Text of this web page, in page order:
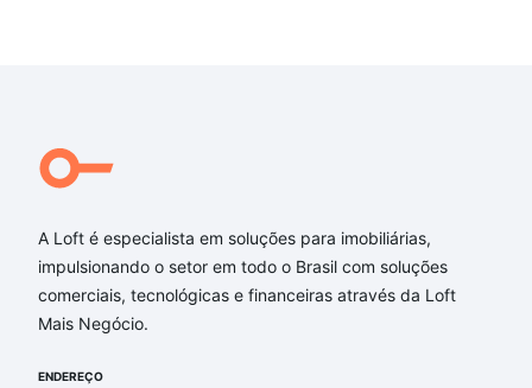
A Loft é especialista em soluções para imobiliárias,
impulsionando o setor em todo o Brasil com soluções
comerciais, tecnológicas e financeiras através da Loft
Mais Negócio.
ENDEREÇO